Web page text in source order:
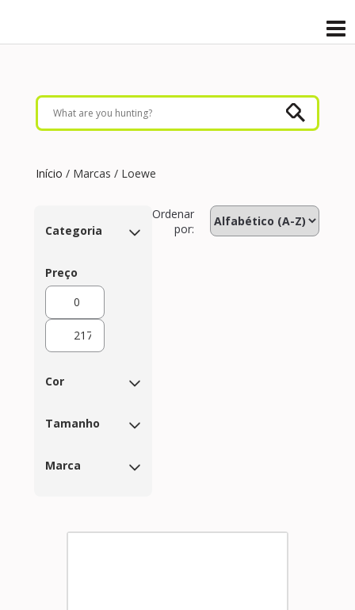
Início / Marcas / Loewe
Categoria
Preço
Cor
Tamanho
Marca
Ordenar
por: